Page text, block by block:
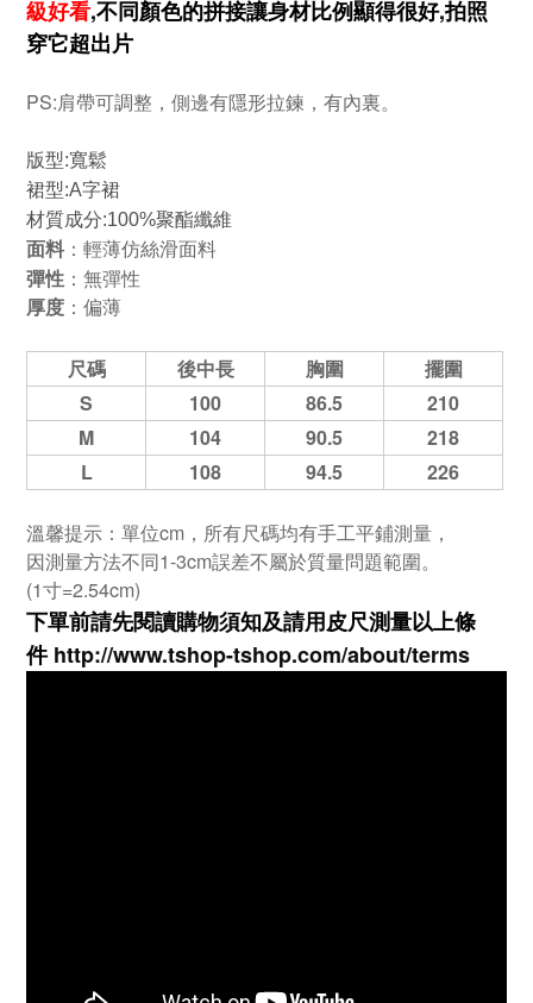
級好看,不同顏色的拼接讓身材比例顯得很好,拍照
穿它超出片
PS:肩帶可調整，側邊有隱形拉鍊，有內裏。
版型:寬鬆
裙型:A字裙
材質成分:100%聚酯纖維
面料 ：輕薄仿絲滑面料
彈性 ：無彈性
厚度 ：偏薄
尺碼 後中長 胸圍
擺圍
S
100 86.5
210
M
104 90.5
218
L
108 94.5 226
溫馨提示：單位cm，所有尺碼均有手工平鋪測量，
因測量方法不同1-3cm誤差不屬於質量問題範圍。
(1寸=2.54cm)
下單前請先閱讀購物須知及請用皮尺測量以上條
件 http://www.tshop-tshop.com/about/terms